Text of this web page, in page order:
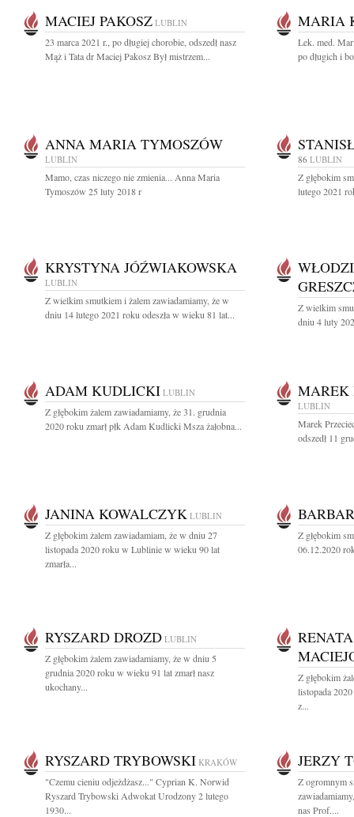
MACIEJ PAKOSZ LUBLIN
23 marca 2021 r., po długiej chorobie, odszedł nasz
Mąż i Tata dr Maciej Pakosz Był mistrzem...
MARIA
Lek. med.
po długich i
ANNA MARIA TYMOSZÓW
LUBLIN
Mamo, czas niczego nie zmienia... Anna Maria
Tymoszów 25 luty 2018 r
86 LUBLIN
Z głębokim
lutego 2021
KRYSTYNA JÓŹWIAKOWSKA
LUBLIN
Z wielkim smutkiem i żalem zawiadamiamy, że w
dniu 14 lutego 2021 roku odeszła w wieku 81 lat...
Z wielkim
dniu 4 luty
ADAM KUDLICKI LUBLIN
Z głębokim żalem zawiadamiamy, że 31. grudnia
2020 roku zmarł płk Adam Kudlicki Msza żałobna...
MAREK
LUBLIN
Marek
odszedł 11
JANINA KOWALCZYK LUBLIN
Z głębokim żalem zawiadamiam, że w dniu 27
listopada 2020 roku w Lublinie w wieku 90 lat
zmarła...
Z głębokim
06.12.2020
RYSZARD DROZD LUBLIN
Z głębokim żalem zawiadamiamy, że w dniu 5
grudnia 2020 roku w wieku 91 lat zmarł nasz
ukochany...
Z głębokim
listopada
z...
RYSZARD TRYBOWSKI KRAKÓW
"Czemu cieniu odjeżdżasz..." Cyprian K. Norwid
Ryszard Trybowski Adwokat Urodzony 2 lutego
1930...
JERZY
Z ogromnym
nas Prof....